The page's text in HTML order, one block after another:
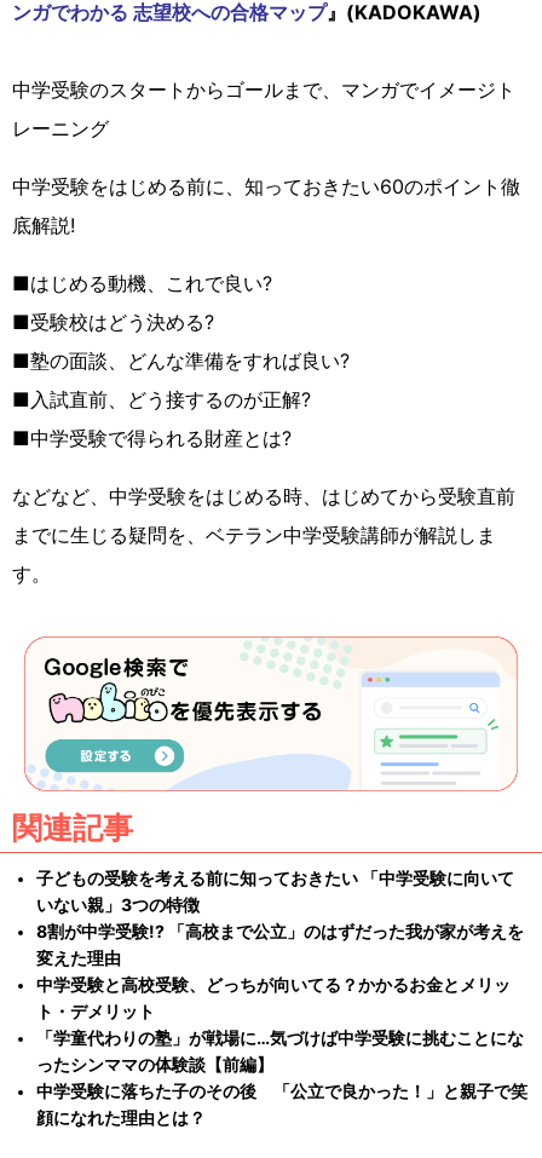
ンガでわかる 志望校への合格マップ』(KADOKAWA)
中学受験のスタートからゴールまで、マンガでイメージト
レーニング
中学受験をはじめる前に、知っておきたい60のポイント徹
底解説!
■はじめる動機、これで良い?
■受験校はどう決める?
■塾の面談、どんな準備をすれば良い?
■入試直前、どう接するのが正解?
■中学受験で得られる財産とは?
などなど、中学受験をはじめる時、はじめてから受験直前
までに生じる疑問を、ベテラン中学受験講師が解説しま
す。
関連記事
子どもの受験を考える前に知っておきたい 「中学受験に向いて
いない親」3つの特徴
8割が中学受験!? 「高校まで公立」のはずだった我が家が考えを
変えた理由
中学受験と高校受験、どっちが向いてる？かかるお金とメリッ
ト・デメリット
「学童代わりの塾」が戦場に…気づけば中学受験に挑むことにな
ったシンママの体験談【前編】
中学受験に落ちた子のその後 「公立で良かった！」と親子で笑
顔になれた理由とは？